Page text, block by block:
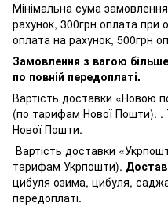
Мінімальна сума
рахунок, 300грн оплата при
оплата на рахунок, 500грн
Замовлення з вагою
по повній передоплаті.
Вартість доставки «Новою
(по тарифам Нової Пошти). .
Нової Пошти.
Вартість доставки
тарифам Укрпошти).
цибуля озима, цибуля,
передоплаті.